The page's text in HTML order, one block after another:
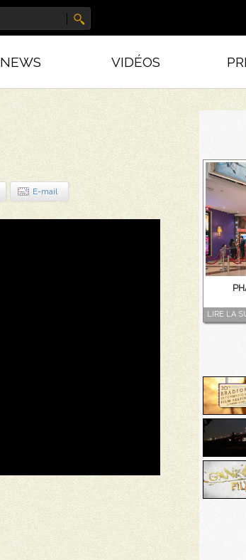
NEWS VIDÉOS
E-mail
LIRE LA